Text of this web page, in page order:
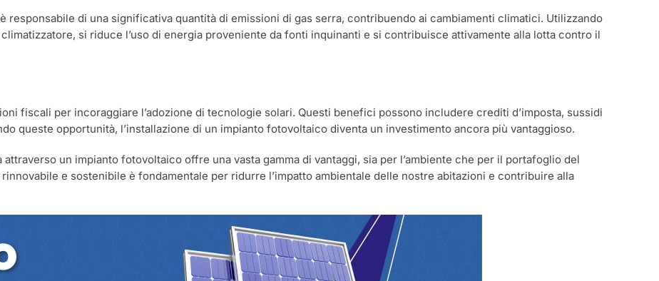
responsabile di una significativa quantità di emissioni di gas serra, contribuendo ai cambiamenti climatici. Utilizzando
si riduce l’uso di energia proveniente da fonti inquinanti e si contribuisce attivamente alla lotta contro il
fiscali per incoraggiare l’adozione di tecnologie solari. Questi benefici possono includere crediti d’imposta, sussidi
queste opportunità, l’installazione di un impianto fotovoltaico diventa un investimento ancora più vantaggioso.
attraverso un impianto fotovoltaico offre una vasta gamma di vantaggi, sia per l’ambiente che per il portafoglio del
e sostenibile è fondamentale per ridurre l’impatto ambientale delle nostre abitazioni e contribuire alla